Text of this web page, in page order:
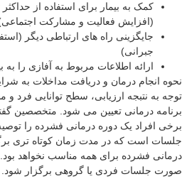
کمک به بیمار برای استفاده از حداکثر
(افزایش فعالیت و مشارکت اجتماعی)
جایگزینی راه های ارتباطی دیگر
جبرانی)
ارائه اطلاعات مربوط به آفازی را به
انجام درمان و دریافت مداخلات به
به نتبجه ارزیابی، سطح توانایی فرد و
درمانی تعیین می شود. متخصصین
افراد یک دوره درمانی فشرده را توصیه
است که در مدت زمان کوتاه تری
فشرده برای همه مناسب نخواهد
جلسات فردی یا گروهی برگزار شود.